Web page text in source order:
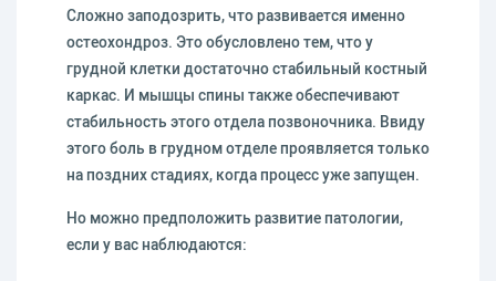
Сложно заподозрить, что развивается именно
остеохондроз. Это обусловлено тем, что у
грудной клетки достаточно стабильный костный
каркас. И мышцы спины также обеспечивают
стабильность этого отдела позвоночника. Ввиду
этого боль в грудном отделе проявляется только
на поздних стадиях, когда процесс уже запущен.
Но можно предположить развитие патологии,
если у вас наблюдаются: